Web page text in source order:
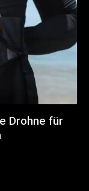
Drohne für